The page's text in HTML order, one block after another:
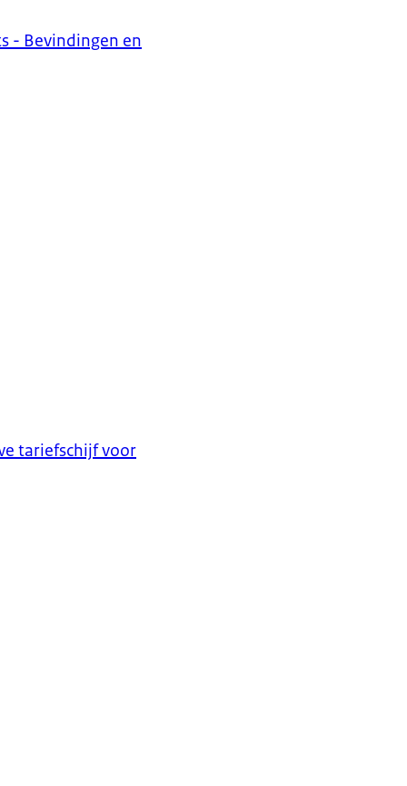
- Bevindingen en
tariefschijf voor